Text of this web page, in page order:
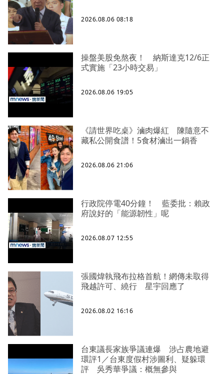
2026.08.06 08:18
操盤美股免熬夜！ 納斯達克12/6正
式實施「23小時交易」
2026.08.06 19:05
《請世界吃桌》滷肉爆紅 陳隨意不
藏私公開食譜！5食材滷出一鍋香
2026.08.06 21:06
行政院停電40分鐘！ 藍委批：賴政
府說好的「能源韌性」呢
2026.08.07 12:55
張國煒執飛布拉格首航！網傳未取得
飛越許可、繞行 星宇回應了
2026.08.02 16:16
台東議長家族爭議連爆 涉占農地避
環評1／台東度假村涉圖利、疑躲環
評 吳秀華爭議：概無參與